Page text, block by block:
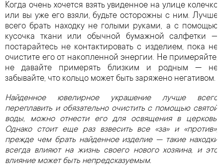
Когда очень хочется взять увиденное на улице колечко
или вы уже его взяли, будьте осторожны с ним. Лучше
всего брать находку не голыми руками, а с помощью
кусочка ткани или обычной бумажной салфетки —
постарайтесь не контактировать с изделием, пока не
очистите его от накопленной энергии. Не примеряйте,
не давайте примерять близким и родным — не
забывайте, что кольцо может быть заряжено негативом.
Найденное ювелирное украшение лучше всего
переплавить и обязательно очистить с помощью святой
воды, можно отнести его для освящения в церковь.
Однако стоит еще раз взвесить все «за» и «против»,
прежде чем брать найденное изделие — такие находки
всегда влияют на жизнь своего нового хозяина, и это
влияние может быть непредсказуемым.